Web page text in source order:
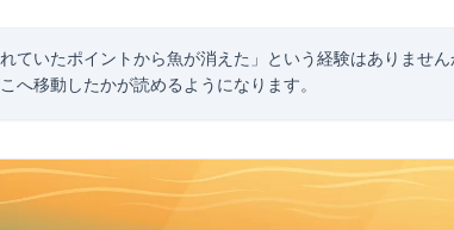
れていたポイントから魚が消えた」という経験はありませ
へ移動したかが読めるようになります。